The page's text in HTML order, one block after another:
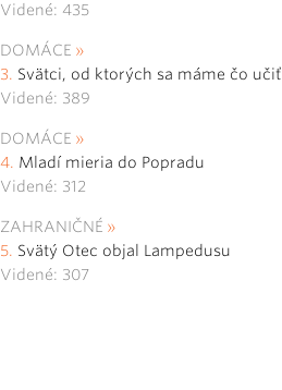
Videné: 435
DOMÁCE
Svätci, od ktorých sa máme čo učiť
Videné: 389
DOMÁCE
Mladí mieria do Popradu
Videné: 312
ZAHRANIČNÉ
Svätý Otec objal Lampedusu
Videné: 307